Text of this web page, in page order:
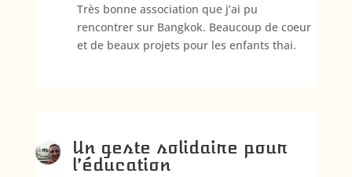
Très bonne association que j’ai pu
rencontrer sur Bangkok. Beaucoup de coeur
et de beaux projets pour les enfants thai.
Un geste solidaire pour
l’éducation